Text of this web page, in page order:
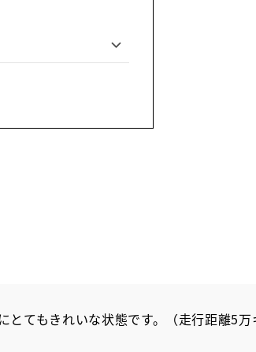
とてもきれいな状態です。（走行距離5